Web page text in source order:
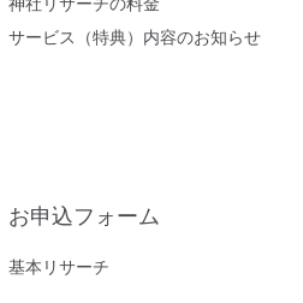
たをサポートします。
やるべきこととは？
きました（２）あの空海
神社」＠大阪
に。
ッポン。全部やめたら元気
サービス（特典）内容のお知らせ
お申込フォーム
基本リサーチ